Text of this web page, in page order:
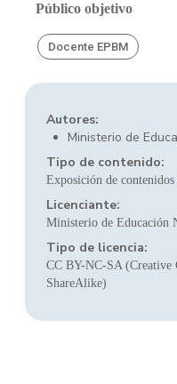
Público objetivo
Docente EPBM
Autores:
Ministerio de
Tipo de contenido:
Exposición de contenidos
Licenciante:
Ministerio de Educación
Tipo de licencia:
CC BY-NC-SA
ShareAlike)